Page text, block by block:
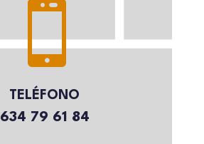

TELÉFONO
634 79 61 84